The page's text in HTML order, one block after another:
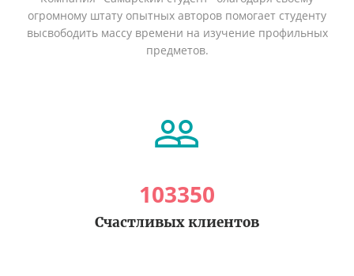
огромному штату опытных авторов помогает студенту
высвободить массу времени на изучение профильных
предметов.
103350
Счастливых клиентов